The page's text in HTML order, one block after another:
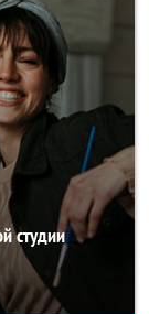
студии